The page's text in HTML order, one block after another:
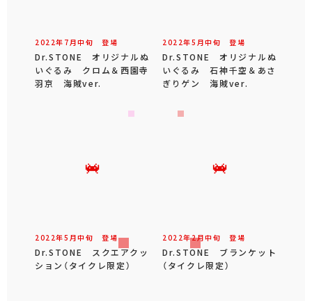
2022年 7 月中旬 登場
Dr.STONE オリジナルぬ
いぐるみ クロム＆西園寺
羽京 海賊ver.
2022年5 月中旬 登場
Dr.STONE オリジナルぬ
いぐるみ 石神千空＆あさ
ぎりゲン 海賊ver.
2022年5 月中旬 登場
Dr.STONE スクエアクッ
ション（タイクレ限定）
2022年2月中旬 登場
Dr.STONE ブランケット
（タイクレ限定）